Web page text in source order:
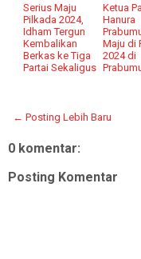
Serius Maju
Pilkada 2024,
Idham Tergun
Kembalikan
Berkas ke Tiga
Partai Sekaligus
Ketua
Hanura
Maju di
2024 di
← Posting Lebih Baru
0 komentar:
Posting Komentar